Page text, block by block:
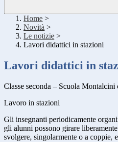
Home >
Novità >
Le notizie >
Lavori didattici in stazioni
Lavori didattici in
Classe seconda – Scuola
Lavoro in stazioni
Gli insegnanti periodicamente
gli alunni possono girare
svolgere, singolarmente o a coppie,